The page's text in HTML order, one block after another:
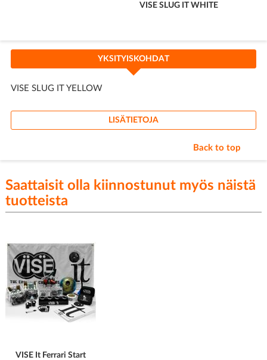
VISE SLUG IT WHITE
YKSITYISKOHDAT
VISE SLUG IT YELLOW
LISÄTIETOJA
Back to top
Saattaisit olla kiinnostunut myös näistä
tuotteista
VISE It Ferrari Start